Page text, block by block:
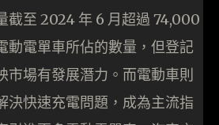
截至 2024 年 6 月超過 74,000
動電單車所佔的數量，但登記
市場有發展潛力。而電動車則
決快速充電問題，成為主流指